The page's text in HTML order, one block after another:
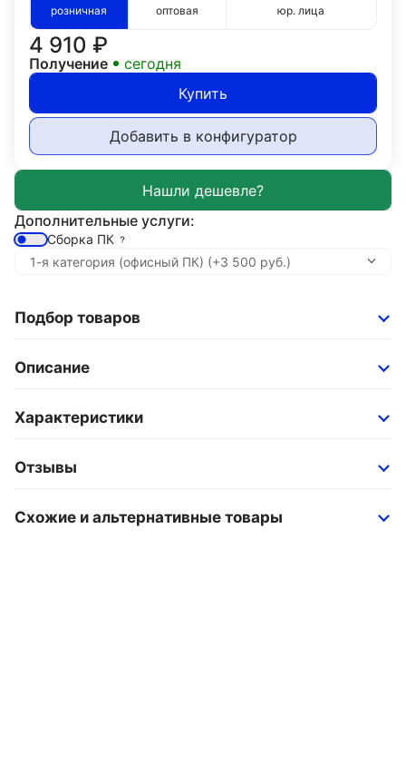
розничная оптовая юр. лица
4 910 ₽
Получение
сегодня
Купить
Добавить в конфигуратор
Дополнительные услуги:
Сборка ПК
Подбор товаров
Описание
Характеристики
Отзывы
Схожие и альтернативные товары